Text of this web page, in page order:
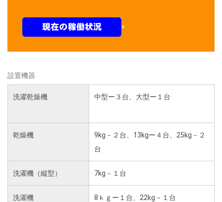
設置機器
洗濯乾燥機 中型ー３台、大型ー１台
乾燥機
9kg－２台、13kgー４台、25kg－２
台
洗濯機（縦型） 7kg－１台
洗濯機 8ｋｇー１台、22kg－１台